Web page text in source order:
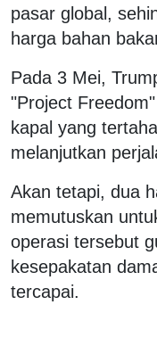
pasar global,
harga bahan
Pada 3 Mei,
"Project
kapal yang
melanjutkan
Akan tetapi, dua
memutuskan
operasi tersebut
kesepakatan
tercapai.